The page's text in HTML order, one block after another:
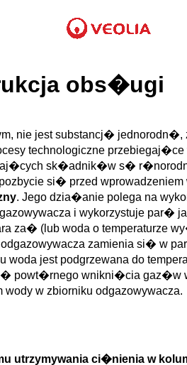
obs�ugi
nie jest substancj�
technologiczne
sk�adnik�w s�
si� przed
. Jego dzia�anie polega na
i wykorzystuje
za� (lub woda o temperaturze
zamienia si� w
jest podgrzewana do
powt�rnego wnikni�cia
w zbiorniku odgazowywacza.
utrzymywania ci�nienia w